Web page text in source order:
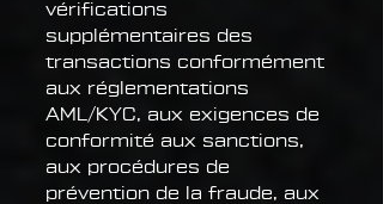
vérifications
supplémentaires des
transactions conformément
aux réglementations
AML/KYC, aux exigences de
conformité aux sanctions,
aux procédures de
prévention de la fraude, aux